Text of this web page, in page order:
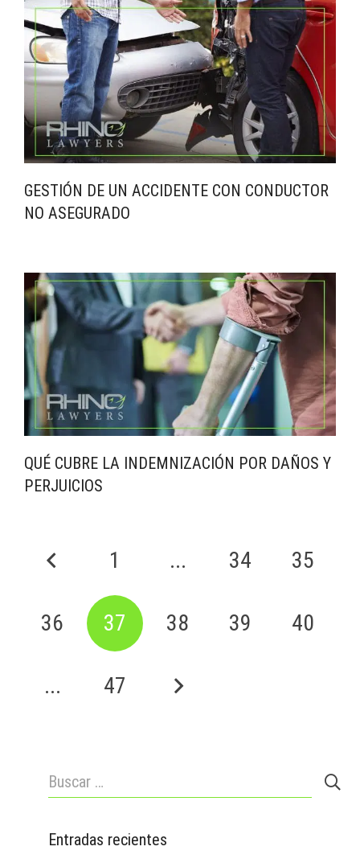
GESTIÓN DE UN ACCIDENTE CON CONDUCTOR
NO ASEGURADO
QUÉ CUBRE LA INDEMNIZACIÓN POR DAÑOS Y
PERJUICIOS
1 ... 34 35
36 37 38 39 40
... 47
Buscar:
Entradas recientes